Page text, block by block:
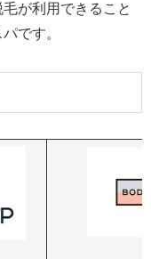
が利用できること
です。